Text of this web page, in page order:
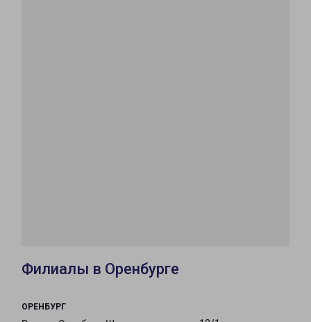
Филиалы в Оренбурге
ОРЕНБУРГ